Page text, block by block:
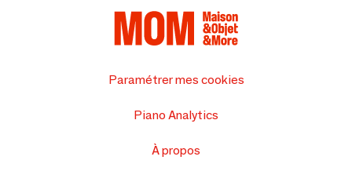
Paramétrer mes cookies
Piano Analytics
À propos